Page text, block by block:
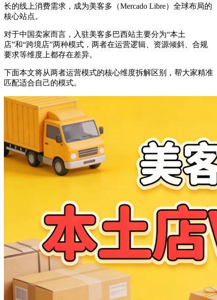
长的线上消费需求，成为美客多（Mercado Libre）全球布局的
核心站点。
对于中国卖家而言，入驻美客多巴西站主要分为“本土
店”和“跨境店”两种模式，两者在运营逻辑、资源倾斜、合规
要求等维度上都存在差异。
下面本文将从两者运营模式的核心维度拆解区别，帮大家精准
匹配适合自己的模式。